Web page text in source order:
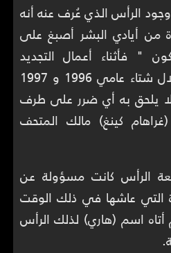
الرأس الذي عُرف عنه أنه
من أيادي البشر أصبغ على
" فأثناء أعمال التجديد
الروتينية التي أجريت خلال شتاء عامي 1996 و 1997
يلحق به أي ضرر على طرف
كينغ) مالك المتحف
الرأس كانت مسؤولة عن
التي عاشها في ذلك الوقت
اسم (هاري) لذلك الرأس